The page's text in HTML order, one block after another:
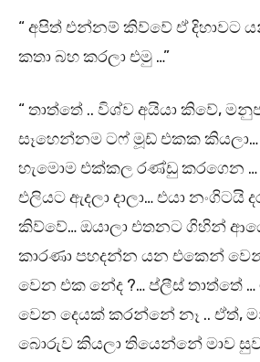
“ අපිත් එන්නම් කිව්වේ ඒ දිහාවට
කතා බහ කරලා එමු …”
“ තාත්තේ .. විශ්ව අයියා කිවේ,
සෑහෙන්නම ටෆ් මූඩ් එකක කියලා…
හැමොම එක්කල රණ්ඩු කරගෙන …
එලියට ඇදලා දාලා… එයා නංගිටයි
කිව්වේ… ඔයාලා එතනට ගිහින්
කාරණා පහදන්න යන එකෙන්
වෙන එක නේද ?… ප්ලීස් තාත්තේ …
වෙන දෙයක් කරන්නේ නෑ .. ඒත්,
බොරුව කියලා තියෙන්නේ මාව